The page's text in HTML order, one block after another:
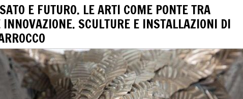
E FUTURO. LE ARTI COME PONTE TRA
SCULTURE E INSTALLAZIONI DI